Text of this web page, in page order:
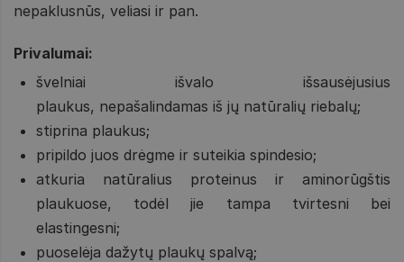
nepaklusnūs, veliasi ir pan.
Privalumai:
švelniai išvalo išsausėjusius
plaukus, nepašalindamas iš jų natūralių riebalų;
stiprina plaukus;
pripildo juos drėgme ir suteikia spindesio;
atkuria natūralius proteinus ir aminorūgštis
plaukuose, todėl jie tampa tvirtesni bei
elastingesni;
puoselėja dažytų plaukų spalvą;